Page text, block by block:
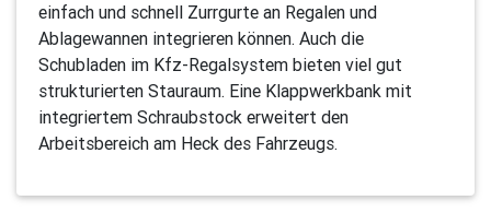
einfach und schnell Zurrgurte an Regalen und
Ablagewannen integrieren können. Auch die
Schubladen im Kfz-Regalsystem bieten viel gut
strukturierten Stauraum. Eine Klappwerkbank mit
integriertem Schraubstock erweitert den
Arbeitsbereich am Heck des Fahrzeugs.